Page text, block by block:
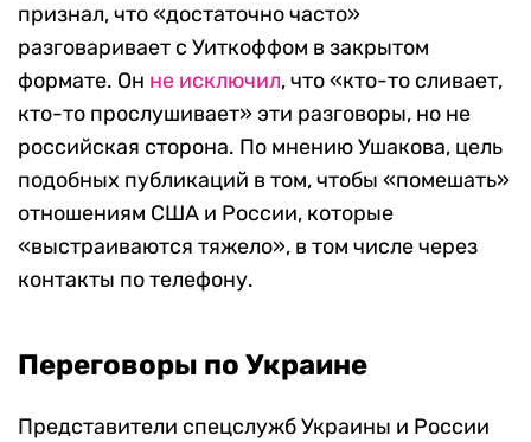
признал, что «достаточно часто»
разговаривает с Уиткоффом в закрытом
формате. Он не исключил, что «кто-то сливает,
кто-то прослушивает» эти разговоры, но не
российская сторона. По мнению Ушакова, цель
подобных публикаций в том, чтобы «помешать»
отношениям США и России, которые
«выстраиваются тяжело», в том числе через
контакты по телефону.
Переговоры по Украине
Представители спецслужб Украины и России